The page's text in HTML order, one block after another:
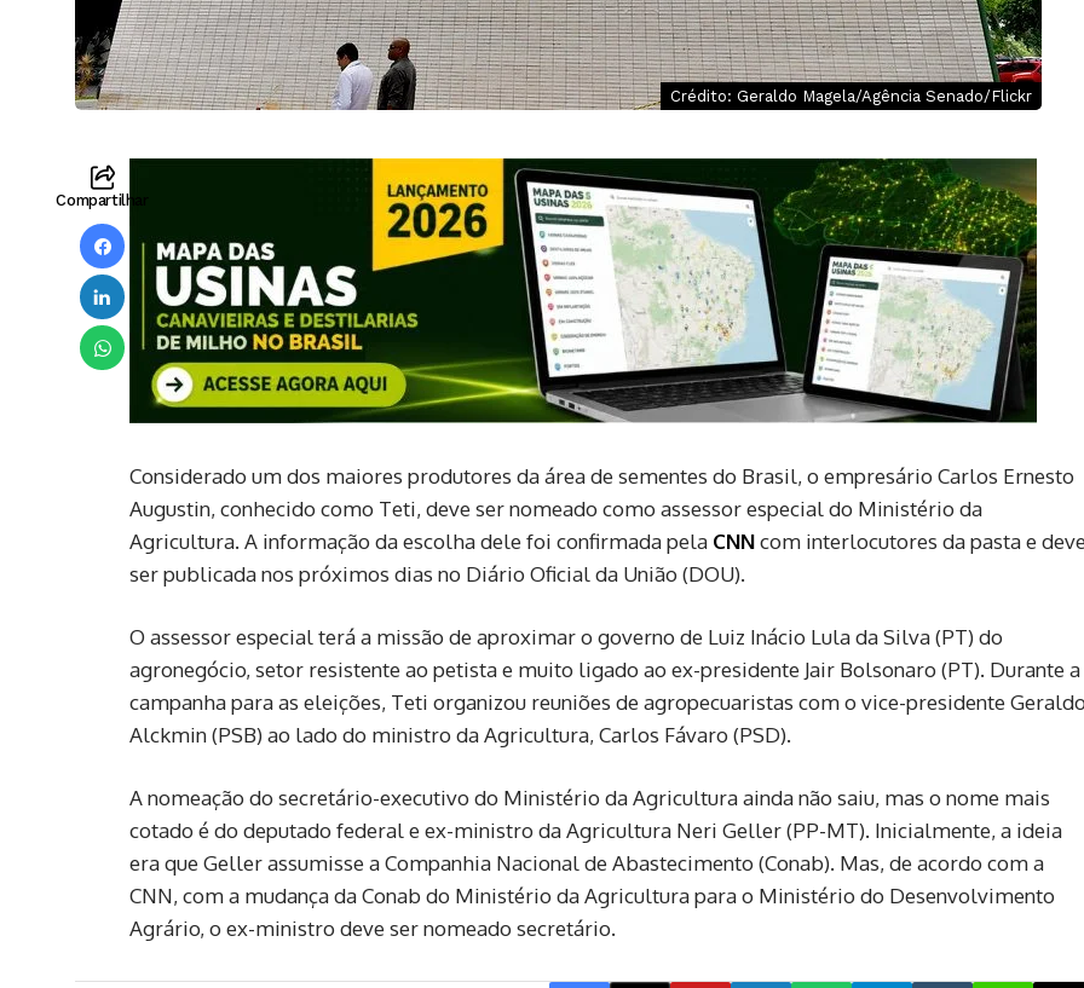
Crédito: Geraldo Magela/Agência Senado/Flickr
Compartilhar
Considerado um dos maiores produtores da área de sementes do Brasil, o empresário Carlos Ernesto
Augustin, conhecido como Teti, deve ser nomeado como assessor especial do Ministério da
Agricultura. A informação da escolha dele foi confirmada pela CNNcom interlocutores da pasta e deve
ser publicada nos próximos dias no Diário Oficial da União (DOU).
O assessor especial terá a missão de aproximar o governo de Luiz Inácio Lula da Silva (PT) do
agronegócio, setor resistente ao petista e muito ligado ao ex-presidente Jair Bolsonaro (PT). Durante a
campanha para as eleições, Teti organizou reuniões de agropecuaristas com o vice-presidente Geraldo
Alckmin (PSB) ao lado do ministro da Agricultura, Carlos Fávaro (PSD).
A nomeação do secretário-executivo do Ministério da Agricultura ainda não saiu, mas o nome mais
cotado é do deputado federal e ex-ministro da Agricultura Neri Geller (PP-MT). Inicialmente, a ideia
era que Geller assumisse a Companhia Nacional de Abastecimento (Conab). Mas, de acordo com a
CNN, com a mudança da Conab do Ministério da Agricultura para o Ministério do Desenvolvimento
Agrário, o ex-ministro deve ser nomeado secretário.